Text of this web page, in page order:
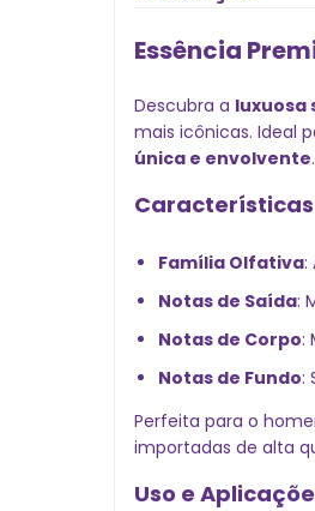
Essência
Descubra a luxuosa
mais icônicas. Ideal
única e envolvente.
Família Olfativa:
Notas de Saída:
Notas de Corpo:
Notas de Fundo:
Perfeita para o
importadas de alta
Uso e